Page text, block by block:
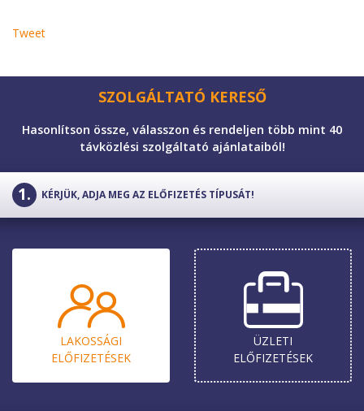
Tweet
SZOLGÁLTATÓ KERESŐ
Hasonlítson össze, válasszon és rendeljen több mint 40
távközlési szolgáltató ajánlataiból!
KÉRJÜK, ADJA MEG AZ ELŐFIZETÉS TÍPUSÁT!
LAKOSSÁGI
ELŐ­FIZETÉSEK
ÜZLETI
ELŐ­FIZETÉSEK